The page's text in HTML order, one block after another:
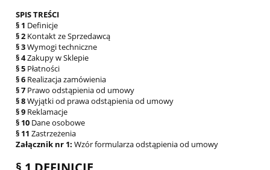
SPIS TREŚCI
§ 1 Definicje
§ 2 Kontakt ze Sprzedawcą
§ 3Wymogi techniczne
§ 4Zakupy w Sklepie
§ 5 Płatności
§ 6 Realizacja zamówienia
§ 7 Prawo odstąpienia od umowy
§ 8Wyjątki od prawa odstąpienia od umowy
§ 9 Reklamacje
§ 10 Dane osobowe
§ 11 Zastrzeżenia
Załącznik nr 1: Wzór formularza odstąpienia od umowy